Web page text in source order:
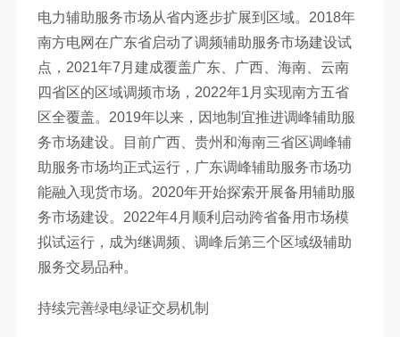
电力辅助服务市场从省内逐步扩展到区域。2018年
南方电网在广东省启动了调频辅助服务市场建设试
点，2021年7月建成覆盖广东、广西、海南、云南
四省区的区域调频市场，2022年1月实现南方五省
区全覆盖。2019年以来，因地制宜推进调峰辅助服
务市场建设。目前广西、贵州和海南三省区调峰辅
助服务市场均正式运行，广东调峰辅助服务市场功
能融入现货市场。2020年开始探索开展备用辅助服
务市场建设。2022年4月顺利启动跨省备用市场模
拟试运行，成为继调频、调峰后第三个区域级辅助
服务交易品种。
持续完善绿电绿证交易机制